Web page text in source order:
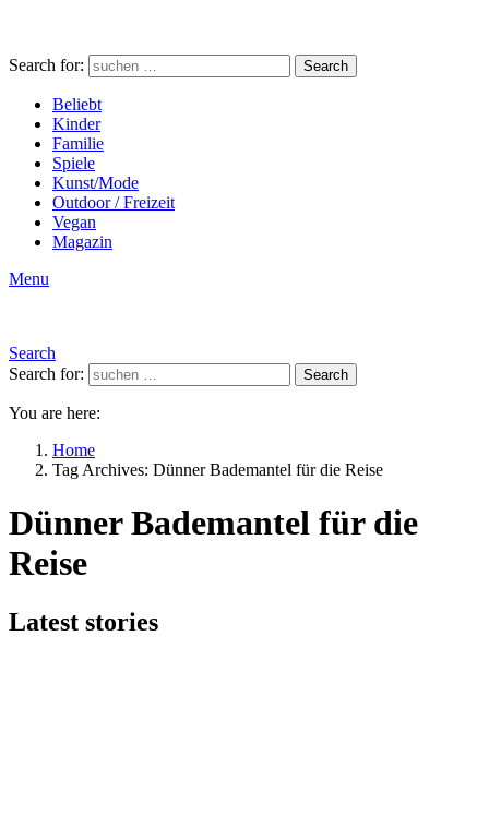
Search for: Search
Beliebt
Kinder
Familie
Spiele
Kunst/Mode
Outdoor / Freizeit
Vegan
Magazin
Menu
Search
Search for:
Search
You are here:
Home
Tag Archives: Dünner Bademantel für die Reise
Dünner Bademantel für die
Reise
Latest stories